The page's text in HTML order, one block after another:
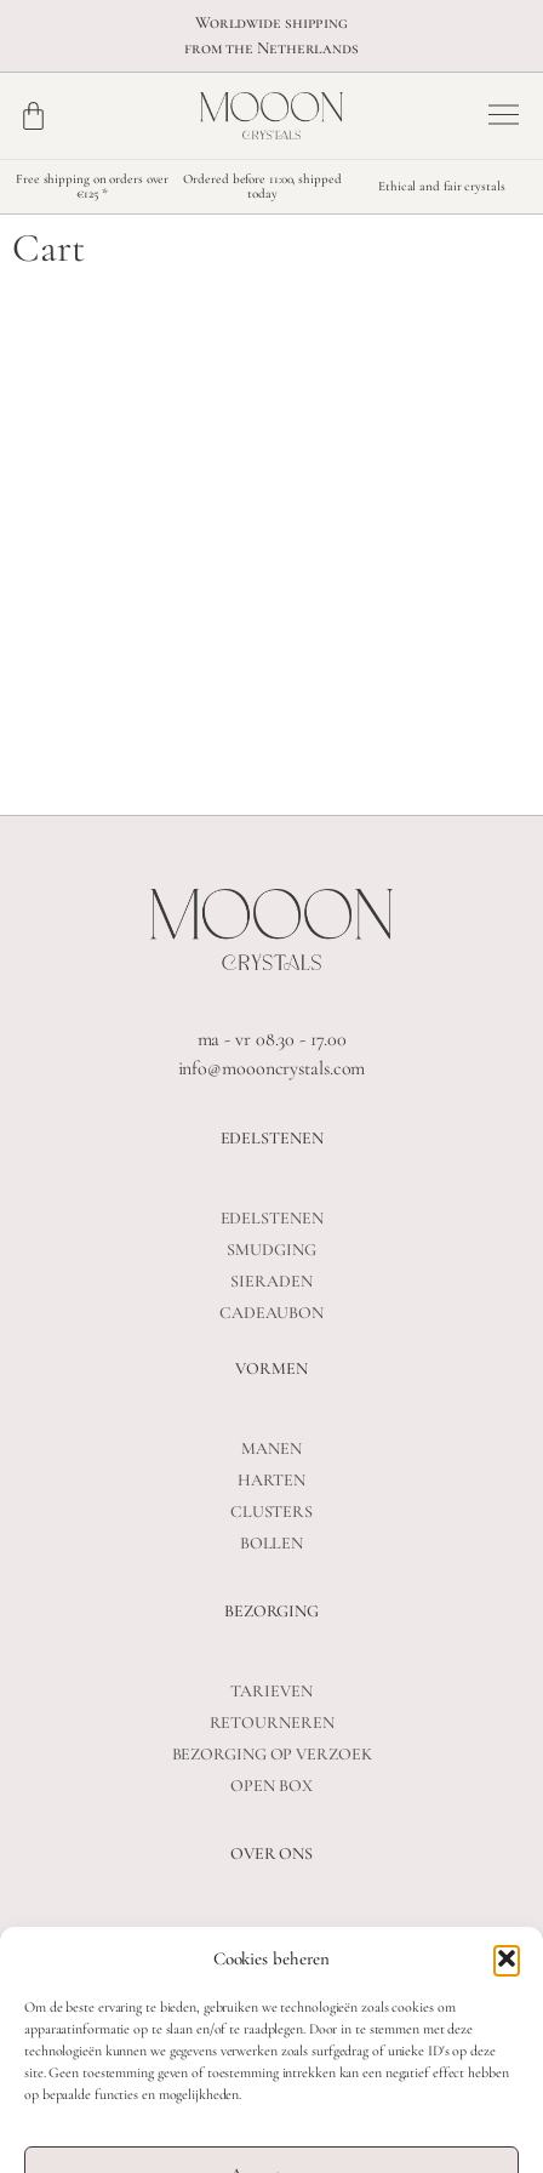
Cookies beheren
Om de beste ervaring te bieden, gebruiken we technologieën zoals cookies om
apparaatinformatie op te slaan en/of te raadplegen. Door in te stemmen met deze
technologieën kunnen we gegevens verwerken zoals surfgedrag of unieke ID's op deze
site. Geen toestemming geven of toestemming intrekken kan een negatief effect hebben
op bepaalde functies en mogelijkheden.
Worldwide shipping
from the Netherlands
Free shipping on orders over
€125 *
Ordered before 11:00, shipped
today
Ethical and fair crystals
Cart
ma - vr 08.30 - 17.00
info@moooncrystals.com
EDELSTENEN
EDELSTENEN
SMUDGING
SIERADEN
CADEAUBON
VORMEN
MANEN
HARTEN
CLUSTERS
BOLLEN
BEZORGING
TARIEVEN
RETOURNEREN
BEZORGING OP VERZOEK
OPEN BOX
OVER ONS
VEELGESTELDE VRAGEN
OVER ONS
CONTACT